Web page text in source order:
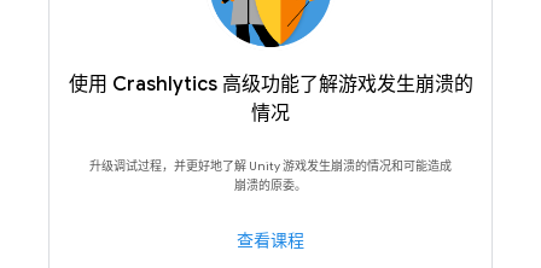
使用 Crashlytics 高级功能了解游戏发生崩溃的
情况
升级调试过程，并更好地了解 Unity 游戏发生崩溃的情况和可能造成
崩溃的原委。
查看课程